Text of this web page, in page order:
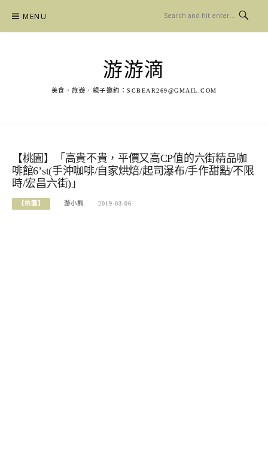
content
MENU
游游滴
美食．旅遊．親子邀約： SCBEAR269@GMAIL.COM
【桃園】「高貴不貴，平價又高CP值的六街精品咖
啡館6’st(手沖咖啡/自家烘焙/起司瀑布/手作甜點/不限
時/宏昌六街)」
【桃園】 游小熊 2019-03-06